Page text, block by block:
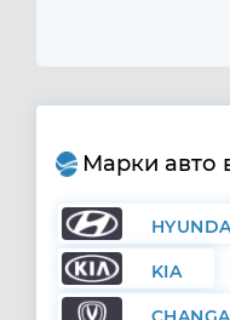
Марки авто
KIA